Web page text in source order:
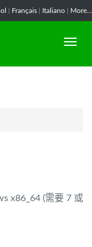
Français Italiano More...
x86_64 (需要 7 或